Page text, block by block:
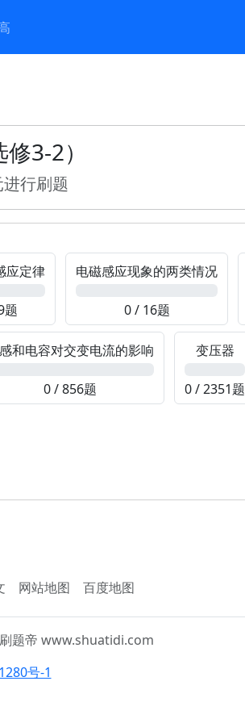
3-2）
行刷题
应定律
题
电磁感应现象的两类情况
0 / 16题
和电容对交变电流的影响
0 / 856题
变压器
0 / 2351题
网站地图 百度地图
题帝 www.shuatidi.com
号-1